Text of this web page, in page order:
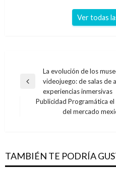
Ver todas
Navegación
de
entradas
Entrada
La evolución de los
videojuego: de salas de
experiencias inmersivas
Publicidad Programática
del mercado
TAMBIÉN TE PODRÍA